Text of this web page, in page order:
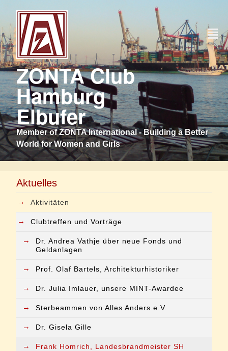
ZONTA Club
Hamburg
Elbufer
Member of ZONTA International - Building a Better
World for Women and Girls
²
Aktuelles
→ Aktivitäten
→ Clubtreffen und Vorträge
→
Dr. Andrea Vathje über neue Fonds und
Geldanlagen
→ Prof. Olaf Bartels, Architekturhistoriker
→ Dr. Julia Imlauer, unsere MINT-Awardee
→ Sterbeammen von Alles Anders.e.V.
→ Dr. Gisela Gille
→ Frank Homrich, Landesbrandmeister SH